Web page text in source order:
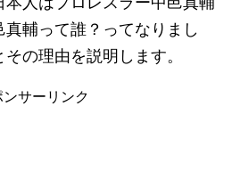
輔って誰？ってなりまし
の理由を説明します。
ンサーリンク